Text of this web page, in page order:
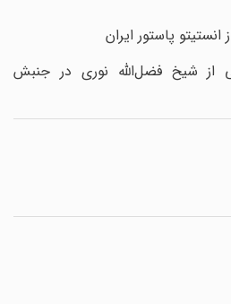
پاستور ایران
شیخ فضل‌الله نوری در جنبش